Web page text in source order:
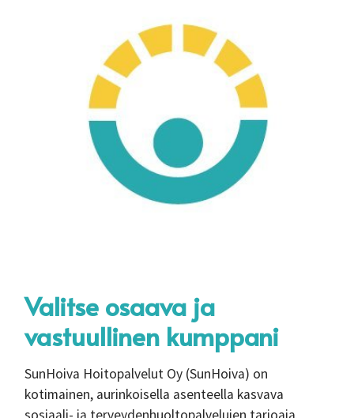
Valitse osaava ja
vastuullinen kumppani
SunHoiva Hoitopalvelut Oy (SunHoiva) on
kotimainen, aurinkoisella asenteella kasvava